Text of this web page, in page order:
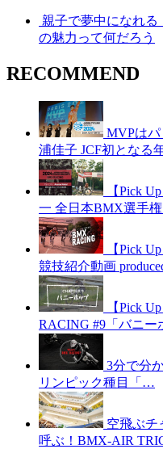
親子で夢中になれる
の魅力って何だろう
RECOMMEND
MVPは
浦佳子 JCF初となる
【Pick
一 全日本BMX選手
【Pick
競技紹介動画
【Pick
RACING #9「バニ
3分で分
リンピック種目「…
空飛ぶチ
呼ぶ！BMX-AIR